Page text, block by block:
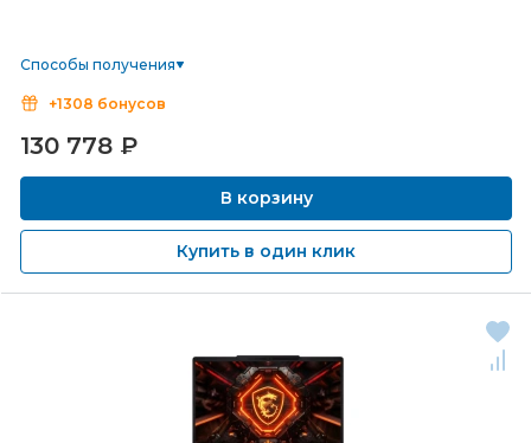
Способы получения
+1308 бонусов
130 778 ₽
В корзину
Купить в один клик